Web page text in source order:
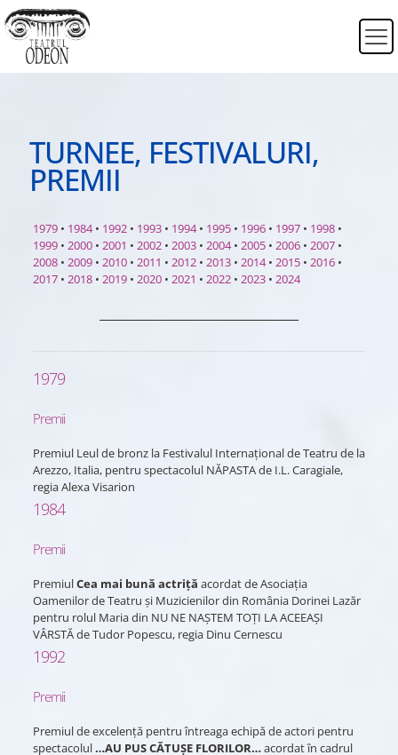
TURNEE, FESTIVALURI,
PREMII
1979• 1984• 1992• 1993• 1994• 1995• 1996• 1997• 1998•
1999• 2000• 2001 • 2002• 2003• 2004• 2005• 2006• 2007•
2008• 2009• 2010• 2011 • 2012• 2013• 2014• 2015• 2016•
2017• 2018• 2019• 2020• 2021 • 2022• 2023• 2024
1979
Premii
Premiul Leul de bronz la Festivalul Internațional de Teatru de la
Arezzo, Italia, pentru spectacolul NĂPASTA de I.L. Caragiale,
regia Alexa Visarion
1984
Premii
PremiulCea mai bună actriță acordat de Asociația
Oamenilor de Teatru și Muzicienilor din România Dorinei Lazăr
pentru rolul Maria din NU NE NAȘTEM TOȚI LA ACEEAȘI
VÂRSTĂ de Tudor Popescu, regia Dinu Cernescu
1992
Premii
Premiul de excelență pentru întreaga echipă de actori pentru
spectacolul…AU PUS CĂTUȘE FLORILOR…acordat în cadrul